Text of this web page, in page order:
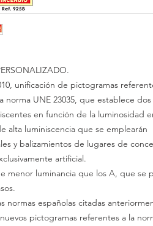
unificación de pictogramas
norma UNE 23035, que establece dos
en función de la luminosidad
alta luminiscencia que se emplearán
y balizamientos de lugares de
artificial.
menor luminancia que los A, que se
normas españolas citadas
nuevos pictogramas referentes a la